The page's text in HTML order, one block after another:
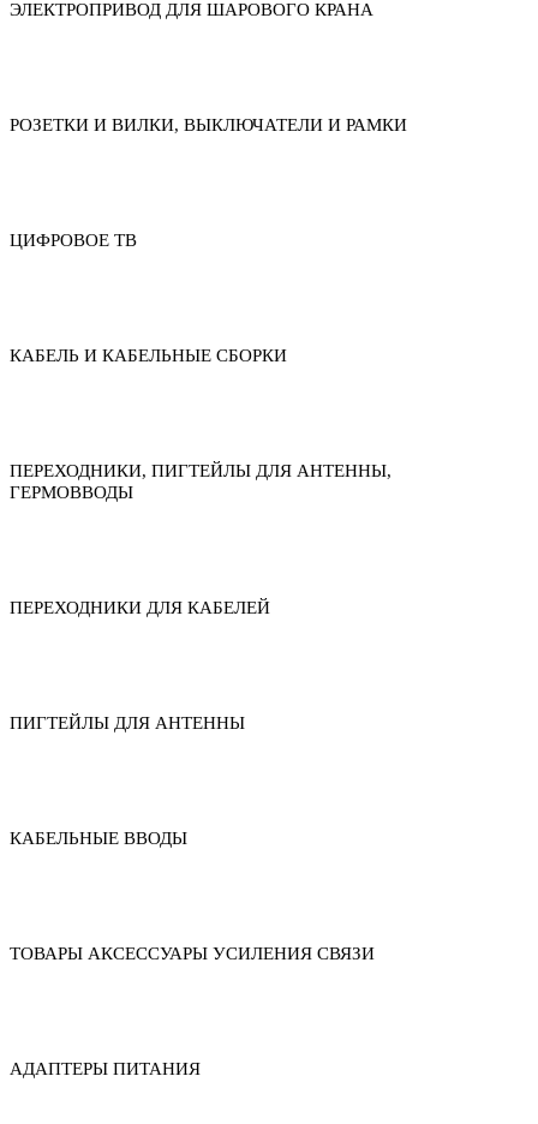
ЭЛЕКТРОПРИВОД ДЛЯ ШАРОВОГО КРАНА
РОЗЕТКИ И ВИЛКИ, ВЫКЛЮЧАТЕЛИ И РАМКИ
ЦИФРОВОЕ ТВ
КАБЕЛЬ И КАБЕЛЬНЫЕ СБОРКИ
ПЕРЕХОДНИКИ, ПИГТЕЙЛЫ ДЛЯ АНТЕННЫ,
ГЕРМОВВОДЫ
ПЕРЕХОДНИКИ ДЛЯ КАБЕЛЕЙ
ПИГТЕЙЛЫ ДЛЯ АНТЕННЫ
КАБЕЛЬНЫЕ ВВОДЫ
ТОВАРЫ АКСЕССУАРЫ УСИЛЕНИЯ СВЯЗИ
АДАПТЕРЫ ПИТАНИЯ